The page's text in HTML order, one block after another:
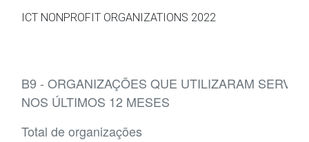
ICT NONPROFIT ORGANIZATIONS 2022
B9 - ORGANIZAÇÕES QUE UTILIZARAM
NOS ÚLTIMOS 12 MESES
Total de organizações